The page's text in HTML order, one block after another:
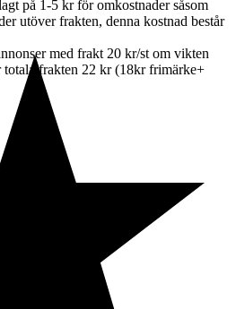
på 1-5 kr för omkostnader såsom
utöver frakten, denna kostnad består
med frakt 20 kr/st om vikten
frakten 22 kr (18kr frimärke+